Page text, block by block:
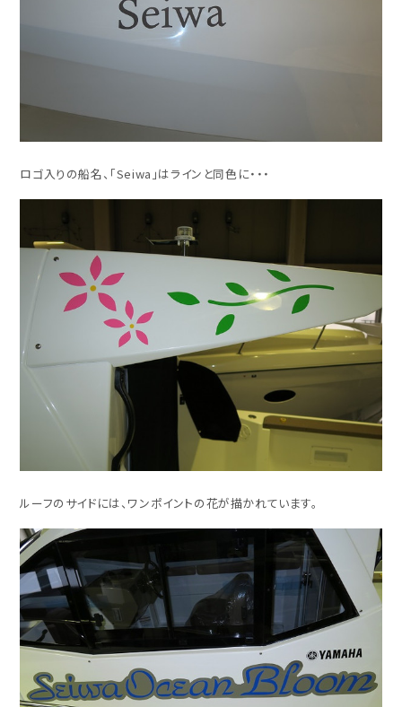
ロゴ入りの船名、「Seiwa」はラインと同色に・・・
ルーフのサイドには、ワンポイントの花が描かれています。